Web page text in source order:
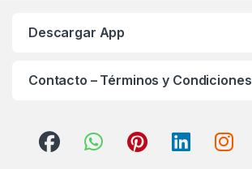
Descargar App
Contacto – Términos y Condiciones